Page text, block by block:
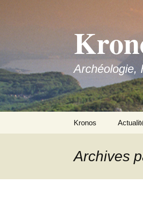
Archéologie,
Kronos
Archives